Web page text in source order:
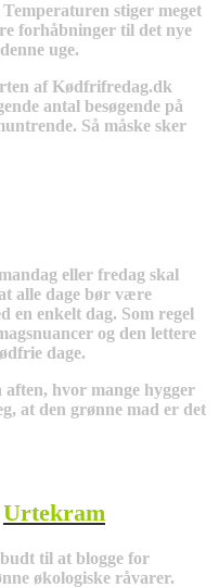
stiger meget
forhåbninger til det nye
uge.
af Kødfrifredag.dk
antal besøgende på
Så måske sker
eller fredag skal
alle dage bør være
en enkelt dag. Som regel
og den lettere
dage.
hvor mange hygger
at den grønne mad er det
Urtekram
til at blogge for
økologiske råvarer.